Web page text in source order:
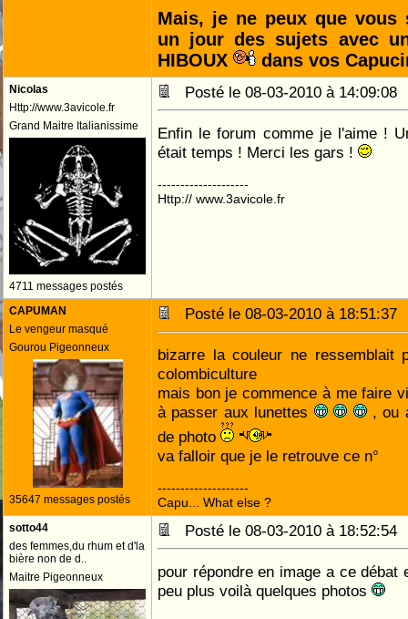
Mais, je ne peux que vous
un jour des sujets avec
HIBOUX
dans vos
Nicolas
Http://www.3avicole.fr
Grand Maitre Italianissime
4711 messages postés
Posté le 08-03-2010 à
Enfin le forum comme je l'aime !
était temps ! Merci les gars !
--------------------
Http:// www.3avicole.fr
CAPUMAN
Le vengeur masqué
Gourou Pigeonneux
35647 messages postés
Posté le 08-03-2010 à
bizarre la couleur ne
colombiculture
mais bon je commence à me faire
à passer aux lunettes
, ou
de photo
va falloir que je le retrouve ce n°
--------------------
Capu... What else ?
sotto44
des femmes,du rhum et d'la
bière non de d..
Maitre Pigeonneux
Posté le 08-03-2010 à
pour répondre en image a ce débat
peu plus voilà quelques photos